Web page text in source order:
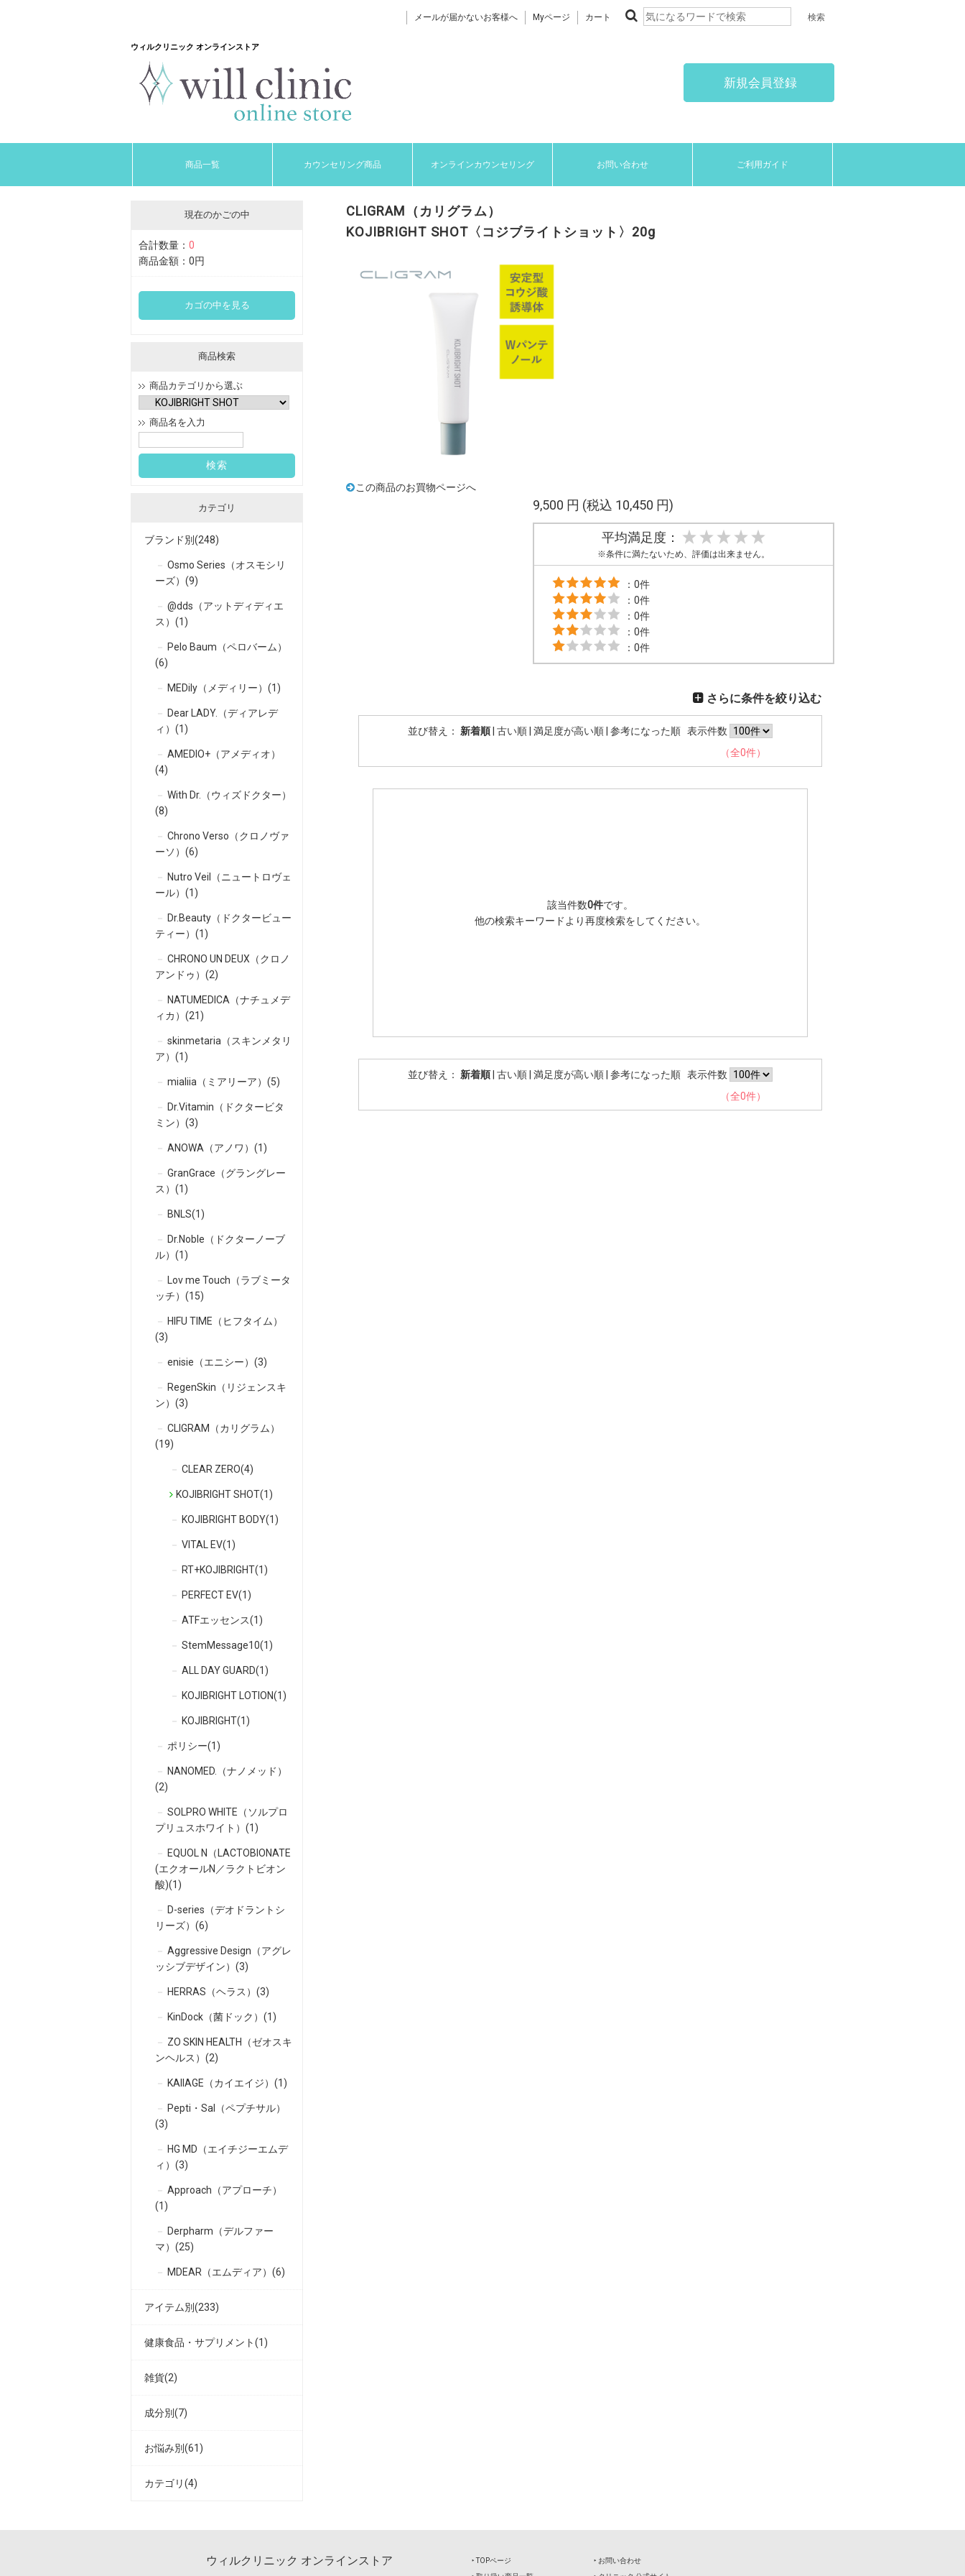
メールが届かないお客様へ Myページ カート
ウィルクリニック オンラインストア
新規会員登録
商品一覧 カウンセリング商品 オンラインカウンセリング お問い合わせ ご利用ガイド
現在のかごの中
合計数量： 0
商品金額： 0円
カゴの中を見る
商品検索
商品カテゴリから選ぶ
商品名を入力
カテゴリ
ブランド別(248)
Osmo Series（オスモシリ
ーズ）(9)
@dds（アットディディエ
ス）(1)
Pelo Baum（ペロバーム）
(6)
MEDily（メディリー）(1)
Dear LADY.（ディアレデ
ィ）(1)
AMEDIO+（アメディオ）
(4)
With Dr.（ウィズドクター）
(8)
Chrono Verso（クロノヴァ
ーソ）(6)
Nutro Veil（ニュートロヴェ
ール）(1)
Dr.Beauty（ドクタービュー
ティー）(1)
CHRONO UN DEUX（クロノ
アンドゥ）(2)
NATUMEDICA（ナチュメデ
ィカ）(21)
skinmetaria（スキンメタリ
ア）(1)
mialiia（ミアリーア）(5)
Dr.Vitamin（ドクタービタ
ミン）(3)
ANOWA（アノワ）(1)
GranGrace（グラングレー
ス）(1)
BNLS(1)
Dr.Noble（ドクターノーブ
ル）(1)
Lov me Touch（ラブミータ
ッチ）(15)
HIFU TIME（ヒフタイム）
(3)
enisie（エニシー）(3)
RegenSkin（リジェンスキ
ン）(3)
CLIGRAM（カリグラム）
(19)
CLEAR ZERO(4)
KOJIBRIGHT SHOT(1)
KOJIBRIGHT BODY(1)
VITAL EV(1)
RT+KOJIBRIGHT(1)
PERFECT EV(1)
ATFエッセンス(1)
StemMessage10(1)
ALL DAY GUARD(1)
KOJIBRIGHT LOTION(1)
KOJIBRIGHT(1)
ポリシー(1)
NANOMED.（ナノメッド）
(2)
SOLPRO WHITE（ソルプロ
プリュスホワイト）(1)
EQUOL N（LACTOBIONATE
(エクオールN／ラクトビオン
酸)(1)
D-series（デオドラントシ
リーズ）(6)
Aggressive Design（アグレ
ッシブデザイン）(3)
HERRAS（ヘラス）(3)
KinDock（菌ドック）(1)
ZO SKIN HEALTH（ゼオスキ
ンヘルス）(2)
KAIIAGE（カイエイジ）(1)
Pepti・Sal（ペプチサル）
(3)
HG MD（エイチジーエムデ
ィ）(3)
Approach（アプローチ）
(1)
Derpharm（デルファー
マ）(25)
MDEAR（エムディア）(6)
アイテム別(233)
健康食品・サプリメント(1)
雑貨(2)
成分別(7)
お悩み別(61)
カテゴリ(4)
CLIGRAM（カリグラム）
KOJIBRIGHT SHOT〈コジブライトショット〉20g
この商品のお買物ページへ
9,500 円 (税込 10,450 円)
平均満足度：
※条件に満たないため、評価は出来ません。
：0件
：0件
：0件
：0件
：0件
さらに条件を絞り込む
並び替え： 新着順 古い順 満足度が高い順 参考になった順 表示件数
（全0件）
該当件数0件です。
他の検索キーワードより再度検索をしてください。
並び替え： 新着順 古い順 満足度が高い順 参考になった順 表示件数
（全0件）
ウィルクリニック オンラインストア
‣ TOPページ
‣ お問い合わせ